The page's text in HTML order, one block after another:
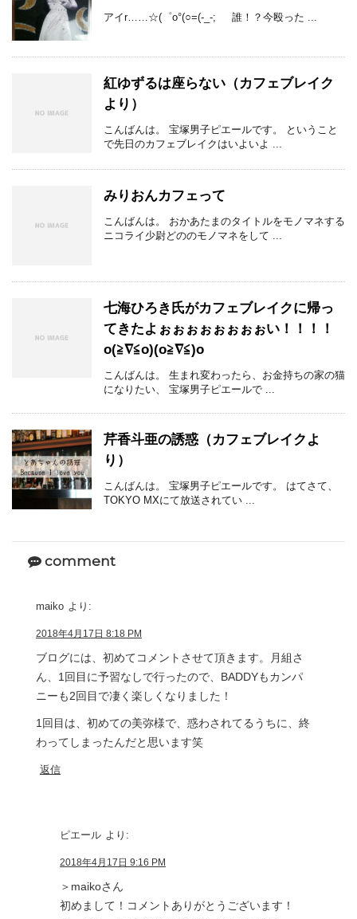
アイr……☆(゜o°(○=(-_-; 誰！？今殴った ...
紅ゆずるは座らない（カフェブレイク
より）
こんばんは。 宝塚男子ピエールです。 ということ
で先日のカフェブレイクはいよいよ ...
みりおんカフェって
こんばんは。 おかあたまのタイトルをモノマネする
ニコライ少尉どののモノマネをして ...
七海ひろき氏がカフェブレイクに帰っ
てきたよぉぉぉぉぉぉぉぉい！！！！
o(≧∇≦o)(o≧∇≦)o
こんばんは。 生まれ変わったら、お金持ちの家の猫
になりたい、 宝塚男子ピエールで ...
芹香斗亜の誘惑（カフェブレイクよ
り）
こんばんは。 宝塚男子ピエールです。 はてさて、
TOKYO MXにて放送されてい ...
comment
maiko より:
2018年4月17日 8:18 PM
ブログには、初めてコメントさせて頂きます。月組さ
ん、1回目に予習なしで行ったので、BADDYもカンパ
ニーも2回目で凄く楽しくなりました！
1回目は、初めての美弥様で、惑わされてるうちに、終
わってしまったんだと思います笑
返信
ピエール より:
2018年4月17日 9:16 PM
＞maikoさん
初めまして！コメントありがとうございます！